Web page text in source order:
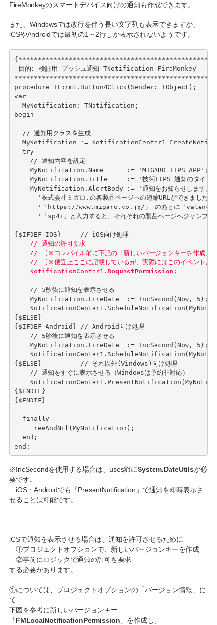
FireMonkeyのスマートデバイス向けの通知も作成できます。
また、Windowsでは改行を伴う長い文字列も表示できますが、
iOSやAndroidでは最初の1～2行しか表示されないようです。
目的: 検証用 プッシュ通知 TNotification FireMonkey
procedure TForm1.Button4Click(Sender: TObject);
var
  MyNotification: TNotification;
begin
  // 通知用クラスを生成
MyNotification :=
  try
    // 通知内容を設定
MyNotification.Name      := 'MIGARO TIPS APP';
MyNotification.Title     := '技術TIPS 通知のタイト
MyNotification.AlertBody := '通知をお知らせします。
'株式会社ミガロ.の各製品ページへの短縮URLができました
'「https://www.migaro.co.jp/」 のあとに「valence
'「sp4i」と入力すると、それぞれの製品ページへジャンプす
    // 通知の許可要求
// 【※コンパイル前に下記の「新しいバージョンキーを作成」
// 【※便宜上ここに記載しているが、実際にはこのイベントよ
    NotificationCenter1.
RequestPermission ;
    // 5秒後に通知を表示させる
    MyNotification.FireDate  := IncSecond(Now, 5);
{$ELSE}
{$IFDEF Android} // Android向け処理
    // 5秒後に通知を表示させる
    MyNotification.FireDate  := IncSecond(Now, 5);
{$ELSE}          // それ以外(Windows)向け処理
    // 通知をすぐに表示させる（Windowsは予約非対応）
{$ENDIF}
{$ENDIF}
  finally
    FreeAndNil(MyNotification);
  end;
end;
※IncSecondを使用する場合は、uses節にSystem.DateUtilsが必
要です。
iOS・Androidでも「PresentNotification」で通知を即時表示さ
せることは可能です。
iOSで通知を表示させる場合は、通知を許可させるために
①プロジェクトオプションで、新しいバージョンキーを作成
②事前にロジックで通知の許可を要求
する必要があります。
①については、プロジェクトオプションの「バージョン情報」に
て
下図を参考に新しいバージョンキー
「FMLocalNotificationPermission 」を作成し、